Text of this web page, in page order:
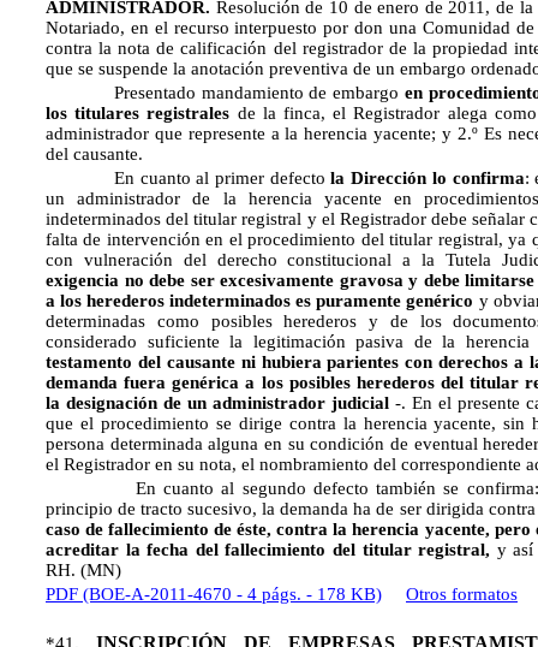
ADMINISTRADOR. Resolución de 10 de enero de 2011, de
Notariado, en el recurso interpuesto por don una Comunidad
contra la nota de calificación del registrador de la propiedad
que se suspende la anotación preventiva de un embargo
Presentado mandamiento de embargo en
los titulares registrales de la finca, el Registrador alega
administrador que represente a la herencia yacente; y 2.º Es
del causante.
En cuanto al primer defectola Dirección lo confirma:
un administrador de la herencia yacente en
indeterminados del titular registral y el Registrador debe
falta de intervención en el procedimiento del titular registral,
con vulneración del derecho constitucional a la Tutela
exigencia no debe ser excesivamente gravosa y debe
a los herederos indeterminados es puramente genérico y
determinadas como posibles herederos y de los
considerado suficiente la legitimación pasiva de la
testamento del causante ni hubiera parientes con derechos
demanda fuera genérica a los posibles herederos del titular
la designación de un administrador judicial-. En el presente
que el procedimiento se dirige contra la herencia yacente, sin
persona determinada alguna en su condición de eventual
el Registrador en su nota, el nombramiento del correspondiente
En cuanto al segundo defecto también se confirma:
principio de tracto sucesivo, la demanda ha de ser dirigida
caso de fallecimiento de éste, contra la herencia yacente, pero
acreditar la fecha del fallecimiento del titular registral, y así
RH. (MN)
PDF (BOE-A-2011-4670 - 4 págs. - 178 KB)
Otros formatos